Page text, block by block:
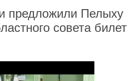
предложили Пелыху
совета билет